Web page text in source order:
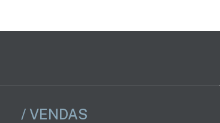
/ VENDAS